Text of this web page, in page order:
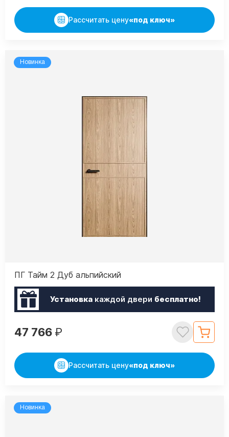
Рассчитать цену«под ключ»
Новинка
ПГ Тайм 2 Дуб альпийский
Установкакаждой двери бесплатно!
47 766 ₽
Рассчитать цену«под ключ»
Новинка